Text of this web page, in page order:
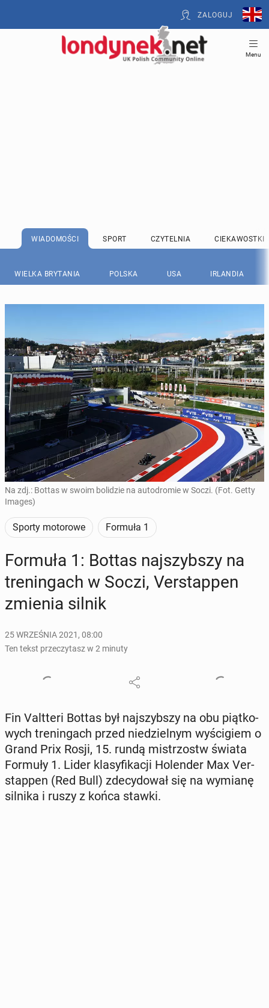
ZALOGUJ
Menu
WIADOMOŚCI SPORT CZYTELNIA CIEKAWOSTKI
WIELKA BRYTANIA POLSKA USA IRLANDIA
Na zdj.: Bottas w swoim bolidzie na autodromie w Soczi. (Fot. Getty
Images)
Sporty motorowe Formuła 1
Formuła 1: Bottas naj­szyb­szy na
tre­nin­gach w Soczi, Ver­stap­pen
zmienia silnik
25 WRZEŚNIA 2021, 08:00
Ten tekst przeczytasz w 2 minuty
Fin Valt­te­ri Bottas był naj­szyb­szy na obu piąt­ko­
wych tre­nin­gach przed nie­dziel­nym wy­ści­giem o
Grand Prix Rosji, 15. rundą mi­strzostw świata
Formuły 1. Lider kla­sy­fi­ka­cji Ho­len­der Max Ver­
stap­pen (Red Bull) zde­cy­do­wał się na wymianę
silnika i ruszy z końca stawki.